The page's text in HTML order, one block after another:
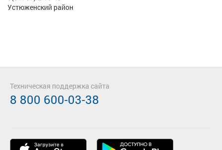
Устюженский район
Техническая поддержка сайта
8 800 600-03-38